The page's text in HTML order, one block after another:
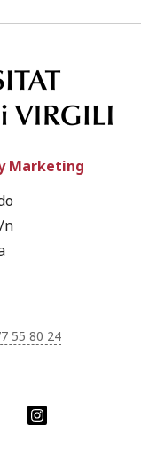
LinkedIn
Marketing
n
55 80 24